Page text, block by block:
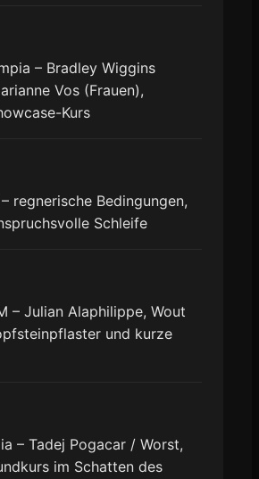
– Bradley Wiggins
Vos (Frauen),
Kurs
regnerische Bedingungen,
Schleife
– Julian Alaphilippe, Wout
und kurze
– Tadej Pogacar / Worst,
im Schatten des